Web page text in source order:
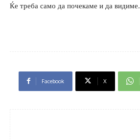
Ќе треба само да почекаме и да видиме.
Facebook X